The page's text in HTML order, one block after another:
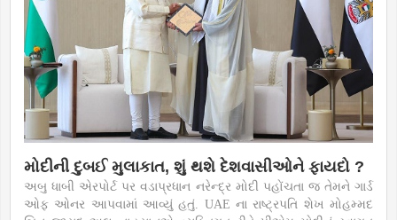
મોદીની દુબઈ મુલાકાત, શું થશે દેશવાસીઓને ફાયદો ?
અબુ ધાબી એરપોર્ટ પર વડાપ્રધાન નરેન્દ્ર મોદી પહોંચતા જ તેમને ગાર્ડ
ઓફ ઓનર આપવામાં આવ્યું હતું. UAE ના રાષ્ટ્રપતિ શેખ મોહમ્મદ